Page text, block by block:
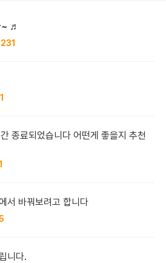
~ ♬
231
1
종료되었습니다 어떤게 좋을지 추천
서 바꿔보려고 합니다
니다.